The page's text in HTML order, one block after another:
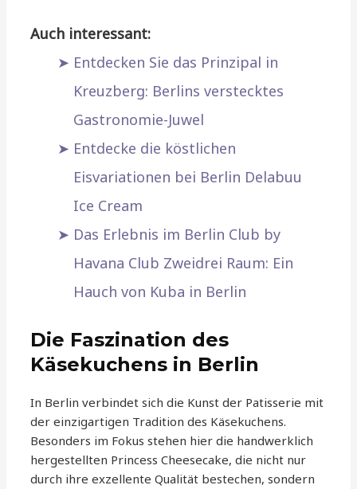
Auch interessant:
Entdecken Sie das Prinzipal in
Kreuzberg: Berlins verstecktes
Gastronomie-Juwel
Entdecke die köstlichen
Eisvariationen bei Berlin Delabuu
Ice Cream
Das Erlebnis im Berlin Club by
Havana Club Zweidrei Raum: Ein
Hauch von Kuba in Berlin
Die Faszination des
Käsekuchens in Berlin
In Berlin verbindet sich die Kunst der Patisserie mit
der einzigartigen Tradition des Käsekuchens.
Besonders im Fokus stehen hier die handwerklich
hergestellten Princess Cheesecake, die nicht nur
durch ihre exzellente Qualität bestechen, sondern